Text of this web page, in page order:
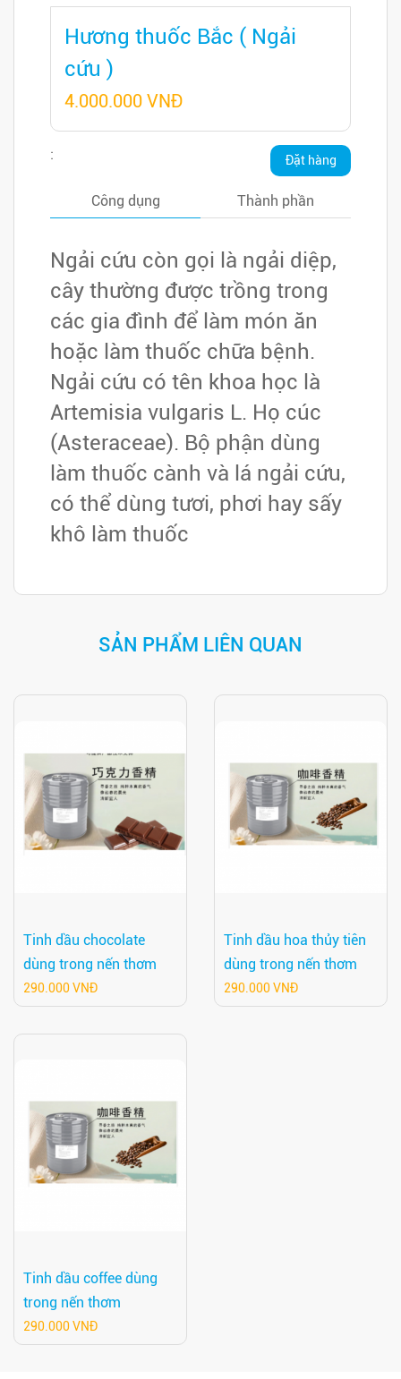
Hương thuốc Bắc ( Ngải
cứu )
4.000.000 VNĐ
Đặt hàng
ngay
:
Công dụng Thành phần
Ngải cứu còn gọi là ngải diệp,
cây thường được trồng trong
các gia đình để làm món ăn
hoặc làm thuốc chữa bệnh.
Ngải cứu có tên khoa học là
Artemisia vulgaris L. Họ cúc
(Asteraceae). Bộ phận dùng
làm thuốc cành và lá ngải cứu,
có thể dùng tươi, phơi hay sấy
khô làm thuốc
SẢN PHẨM LIÊN QUAN
Tinh dầu chocolate
dùng trong nến thơm
290.000 VNĐ
Tinh dầu hoa thủy tiên
dùng trong nến thơm
290.000 VNĐ
Tinh dầu coffee dùng
trong nến thơm
290.000 VNĐ